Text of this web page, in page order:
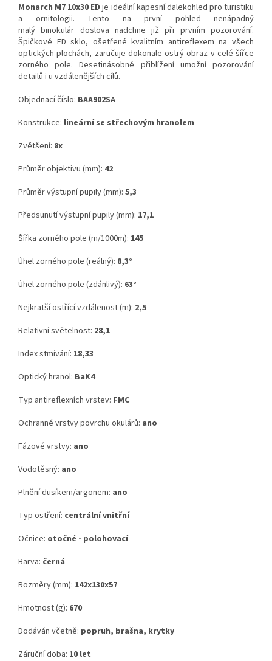
Monarch M7 10x30 ED je ideální kapesní dalekohled pro turistiku
a ornitologii. Tento na první pohled nenápadný
malý binokulár doslova nadchne již při prvním pozorování.
Špičkové ED sklo, ošetřené kvalitním antireflexem na všech
optických plochách, zaručuje dokonale ostrý obraz v celé šířce
zorného pole. Desetinásobné přiblížení umožní pozorování
detailů i u vzdálenějších cílů.
Objednací číslo: BAA902SA
Konstrukce: lineární se střechovým hranolem
Zvětšení: 8x
Průměr objektivu (mm): 42
Průměr výstupní pupily (mm): 5,3
Předsunutí výstupní pupily (mm): 17,1
Šířka zorného pole (m/1000m): 145
Úhel zorného pole (reálný): 8,3°
Úhel zorného pole (zdánlivý): 63°
Nejkratší ostřící vzdálenost (m): 2,5
Relativní světelnost: 28,1
Index stmívání: 18,33
Optický hranol: BaK4
Typ antireflexních vrstev: FMC
Ochranné vrstvy povrchu okulárů: ano
Fázové vrstvy: ano
Vodotěsný: ano
Plnění dusíkem/argonem: ano
Typ ostření: centrální vnitřní
Očnice: otočné - polohovací
Barva: černá
Rozměry (mm): 142x130x57
Hmotnost (g): 670
Dodáván včetně: popruh, brašna, krytky
Záruční doba: 10 let